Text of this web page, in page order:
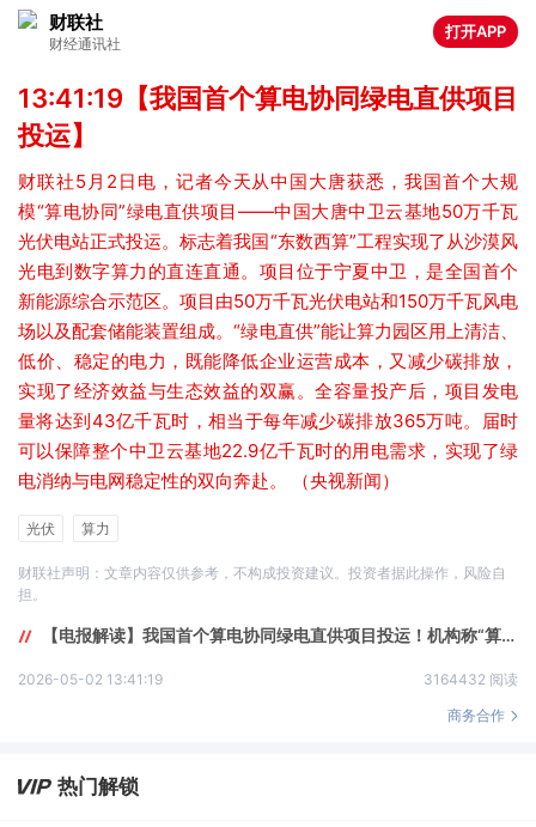
财联社
财经通讯社
打开APP
13:41:19【我国首个算电协同绿电直供项目
投运】
财联社5月2日电，记者今天从中国大唐获悉，我国首个大规
模“算电协同”绿电直供项目——中国大唐中卫云基地50万千瓦
光伏电站正式投运。标志着我国“东数西算”工程实现了从沙漠风
光电到数字算力的直连直通。项目位于宁夏中卫，是全国首个
新能源综合示范区。项目由50万千瓦光伏电站和150万千瓦风电
场以及配套储能装置组成。“绿电直供”能让算力园区用上清洁、
低价、稳定的电力，既能降低企业运营成本，又减少碳排放，
实现了经济效益与生态效益的双赢。全容量投产后，项目发电
量将达到43亿千瓦时，相当于每年减少碳排放365万吨。届时
可以保障整个中卫云基地22.9亿千瓦时的用电需求，实现了绿
电消纳与电网稳定性的双向奔赴。 （央视新闻）
光伏 算力
财联社声明：文章内容仅供参考，不构成投资建议。投资者据此操作，风险自
担。
【电报解读】我国首个算电协同绿电直供项目投运！机构称“算电协同”是缓解新能源消纳压力与支撑算力发展的关键战略抓手，这家公司产品助力实现智算中心达成“三零”目标，最终实现算电协同
2026-05-02 13:41:19
3164432 阅读
商务合作
热门解锁